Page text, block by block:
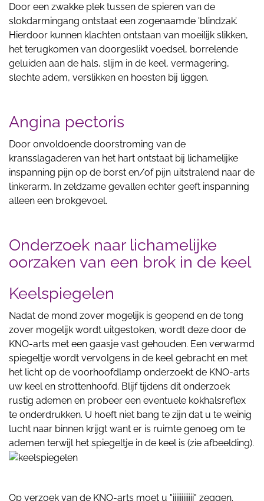
Door een zwakke plek tussen de spieren van de
slokdarmingang ontstaat een zogenaamde 'blindzak’.
Hierdoor kunnen klachten ontstaan van moeilijk slikken,
het terugkomen van doorgeslikt voedsel, borrelende
geluiden aan de hals, slijm in de keel, vermagering,
slechte adem, verslikken en hoesten bij liggen.
Angina pectoris
Door onvoldoende doorstroming van de
kransslagaderen van het hart ontstaat bij lichamelijke
inspanning pijn op de borst en/of pijn uitstralend naar de
linkerarm. In zeldzame gevallen echter geeft inspanning
alleen een brokgevoel.
Onderzoek naar lichamelijke
oorzaken van een brok in de keel
Keelspiegelen
Nadat de mond zover mogelijk is geopend en de tong
zover mogelijk wordt uitgestoken, wordt deze door de
KNO-arts met een gaasje vast gehouden. Een verwarmd
spiegeltje wordt vervolgens in de keel gebracht en met
het licht op de voorhoofdlamp onderzoekt de KNO-arts
uw keel en strottenhoofd. Blijf tijdens dit onderzoek
rustig ademen en probeer een eventuele kokhalsreflex
te onderdrukken. U hoeft niet bang te zijn dat u te weinig
lucht naar binnen krijgt want er is ruimte genoeg om te
ademen terwijl het spiegeltje in de keel is (zie afbeelding).
Op verzoek van de KNO-arts moet u "iiiiiiiiiiii" zeggen.